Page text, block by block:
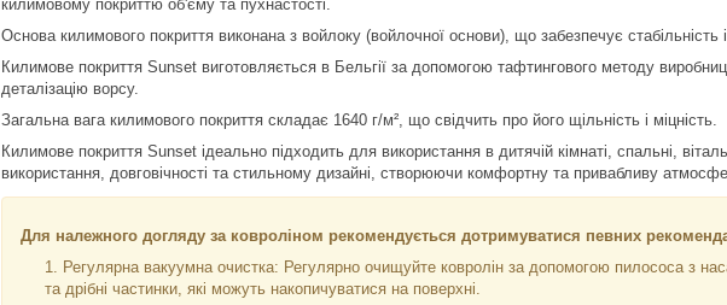
килимовому покриттю об'єму та пухнастості.
Основа килимового покриття виконана з войлоку (войлочної основи), що забезпечує стабільність і
Килимове покриття Sunset виготовляється в Бельгії за допомогою тафтингового методу
деталізацію ворсу.
Загальна вага килимового покриття складає 1640 г/м², що свідчить про його щільність і міцність.
Килимове покриття Sunset ідеально підходить для використання в дитячій кімнаті, спальні,
використання, довговічності та стильному дизайні, створюючи комфортну та привабливу
Для належного догляду за ковроліном рекомендується дотримуватися певних
Регулярна вакуумна очистка: Регулярно очищуйте ковролін за допомогою пилососа з
та дрібні частинки, які можуть накопичуватися на поверхні.